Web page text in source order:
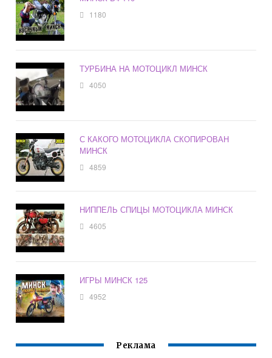
1180
ТУРБИНА НА МОТОЦИКЛ МИНСК
4050
С КАКОГО МОТОЦИКЛА СКОПИРОВАН
МИНСК
4859
НИППЕЛЬ СПИЦЫ МОТОЦИКЛА МИНСК
4605
ИГРЫ МИНСК 125
4952
Реклама